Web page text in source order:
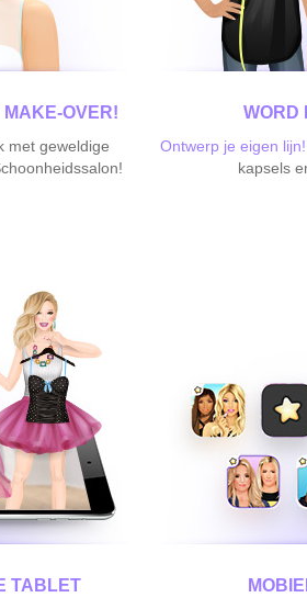
MAKE-OVER!
met geweldige
WORD
Ontwerp je eigen lijn!
kapsels
TABLET